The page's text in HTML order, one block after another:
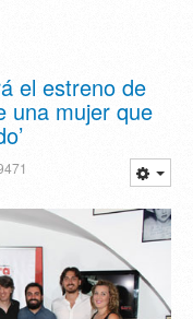
el estreno de
una mujer que